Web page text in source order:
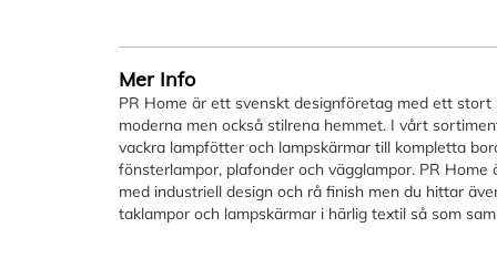
Mer Info
PR Home är ett svenskt designföretag med ett
moderna men också stilrena hemmet. I vårt
vackra lampfötter och lampskärmar till kompletta
fönsterlampor, plafonder och vägglampor. PR
med industriell design och rå finish men du hittar
taklampor och lampskärmar i härlig textil så som